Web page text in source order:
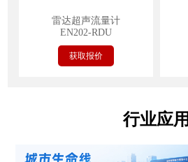
雷达超声流量计
EN202-RDU
获取报价
行业应用